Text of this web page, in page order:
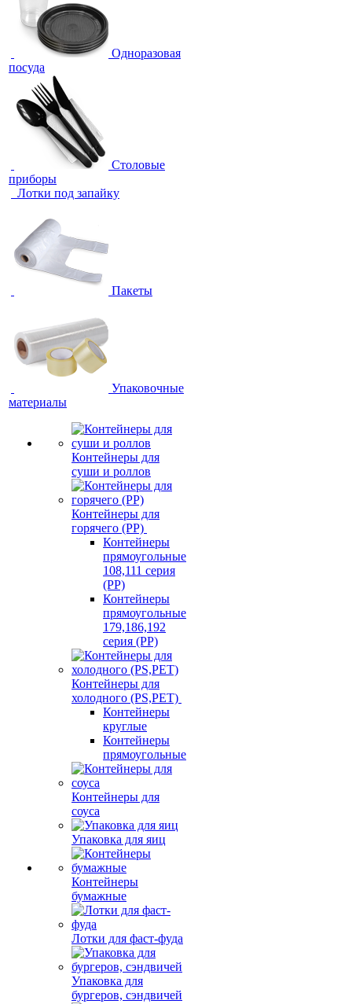
Одноразовая
посуда
Столовые
приборы
Лотки под запайку
Пакеты
Упаковочные
материалы
Контейнеры для
суши и роллов
Контейнеры для
горячего (PP)
Контейнеры
прямоугольные
108,111 серия
(PP)
Контейнеры
прямоугольные
179,186,192
серия (PP)
Контейнеры для
холодного (PS,PET)
Контейнеры
круглые
Контейнеры
прямоугольные
Контейнеры для
соуса
Упаковка для яиц
Контейнеры
бумажные
Лотки для фаст-фуда
Упаковка для
бургеров, сэндвичей